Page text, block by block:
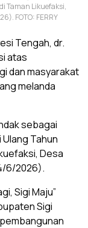
Taman Likuefaksi,
FOTO: FERRY
Tengah, dr.
atas
dan masyarakat
melanda
sebagai
Tahun
Desa
6/2026).
Sigi Maju”
Sigi